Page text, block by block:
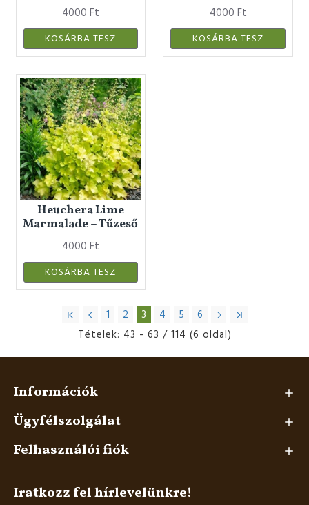
4000 Ft
KOSÁRBA TESZ
4000 Ft
KOSÁRBA TESZ
Heuchera Lime
Marmalade – Tűzeső
4000 Ft
KOSÁRBA TESZ
1 2 3 4 5
6
Tételek: 43 - 63 / 114 (6 oldal)
Információk
Ügyfélszolgálat
Felhasználói fiók
Iratkozz fel hírlevelünkre!